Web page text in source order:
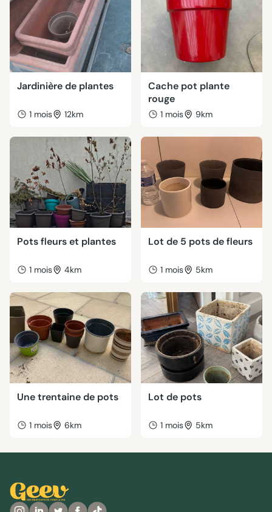
Jardinière de plantes
1 mois 12km
Cache pot plante
rouge
1 mois 9km
Pots fleurs et plantes
1 mois 4km
Lot de 5 pots de fleurs
1 mois 5km
Une trentaine de pots
1 mois 6km
Lot de pots
1 mois 5km